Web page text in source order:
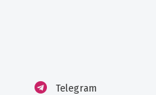
Telegram